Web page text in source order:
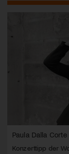
Paula Dalla Corte
Konzerttipp der